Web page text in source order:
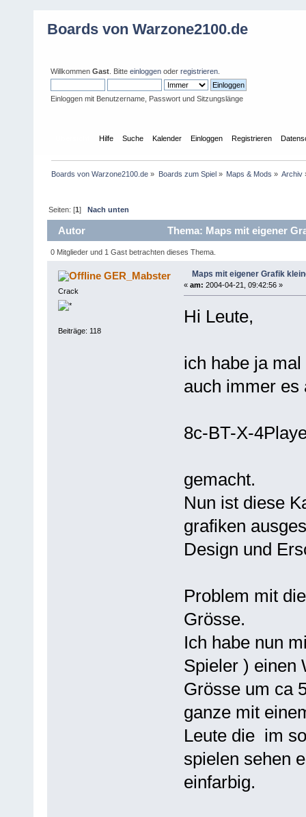
Boards von Warzone2100.de
Willkommen Gast . Bitte einloggen oder registrieren
Einloggen mit Benutzername, Passwort und Sitzungslänge
Hilfe Suche Kalender Einloggen Registrieren
Boards von Warzone2100.de » Boards zum Spiel» Maps & Mods » Archiv
Seiten: [1]Nach unten
Autor Thema: Maps mit eigener
0 Mitglieder und 1 Gast betrachten dieses Thema.
GER_Mabster
Crack
Beiträge: 118
Maps mit eigener Grafik
« am: 2004-04-21, 09:42:56 »
Hi Leute,
ich habe ja
auch immer es
8c-BT-X-
gemacht.
Nun ist diese
grafiken
Design und
Problem mit
Grösse.
Ich habe nun
Spieler ) einen
Grösse um ca
ganze mit
Leute die im
spielen sehen
einfarbig.